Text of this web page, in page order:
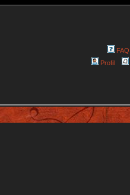
FAQ
Profil